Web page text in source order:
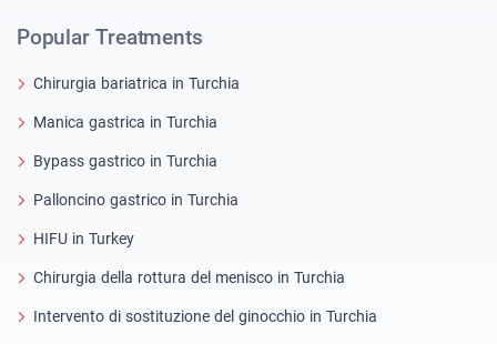
Popular Treatments
Chirurgia bariatrica in Turchia
Manica gastrica in Turchia
Bypass gastrico in Turchia
Palloncino gastrico in Turchia
HIFU in Turkey
Chirurgia della rottura del menisco in Turchia
Intervento di sostituzione del ginocchio in Turchia